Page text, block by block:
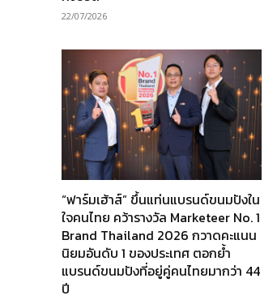
22/07/2026
“ฟาร์มเฮ้าส์” ขึ้นแท่นแบรนด์ขนมปังใน
ใจคนไทย คว้ารางวัล Marketeer No. 1
Brand Thailand 2026 กวาดคะแนน
นิยมอันดับ 1 ของประเทศ ตอกย้ำ
แบรนด์ขนมปังที่อยู่คู่คนไทยมากว่า 44
ปี